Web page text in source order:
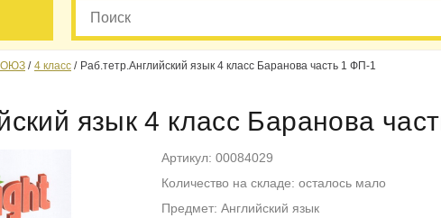
4 класс Раб.тетр.Английский язык 4 класс Баранова часть 1 ФП-1
язык 4 класс Баранова
Артикул: 00084029
Количество на складе: осталось мало
Предмет: Английский язык